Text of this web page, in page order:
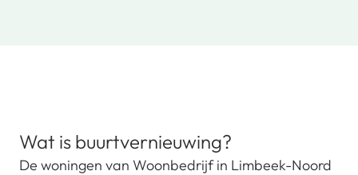
Wat is buurtvernieuwing?
De woningen van Woonbedrijf in Limbeek-Noord